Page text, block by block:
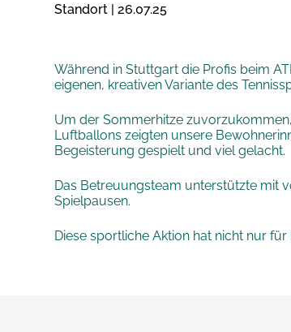
Standort | 26.07.25
Während in Stuttgart die Profis beim
eigenen, kreativen Variante des
Um der Sommerhitze
Luftballons zeigten unsere
Begeisterung gespielt und viel gelacht.
Das Betreuungsteam unterstützte mit
Spielpausen.
Diese sportliche Aktion hat nicht nur